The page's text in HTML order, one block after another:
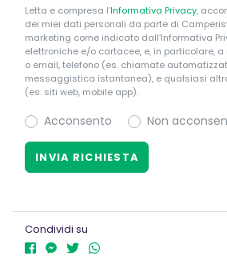
Letta e compresa l’Informativa Privacy,
dei miei dati personali da parte di
marketing come indicato dall’Informativa
elettroniche e/o cartacee, e, in particolare,
o email, telefono (es. chiamate
messaggistica istantanea), e qualsiasi
(es. siti web, mobile app).
Acconsento Non
Condividi su